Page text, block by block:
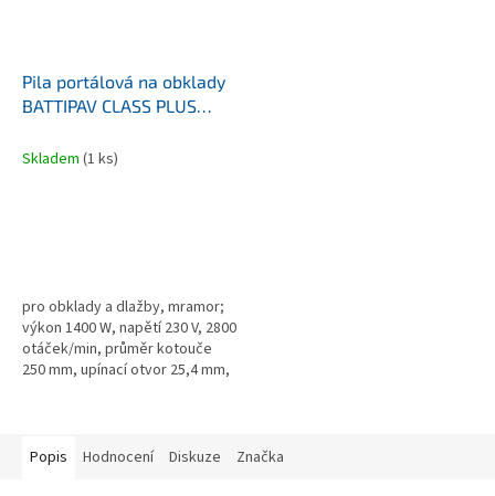
Pila portálová na obklady
BATTIPAV CLASS PLUS
Skladem (1 ks)
pro obklady a dlažby, mramor;
výkon 1400 W, napětí 230 V, 2800
otáček/min, průměr kotouče
250 mm, upínací otvor 25,4 mm,
Popis Hodnocení Diskuze Značka